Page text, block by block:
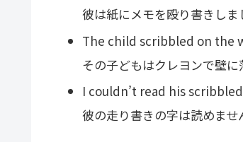
彼は紙にメモを殴り書きしま
The child scribbled on the
その子どもはクレヨンで壁に
I couldn’t read his
彼の走り書きの字は読めませ